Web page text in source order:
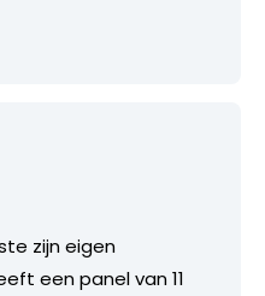
zijn eigen
een panel van 11